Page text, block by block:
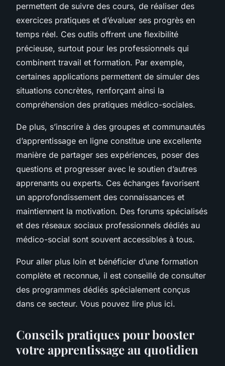
permettent de suivre des cours, de réaliser des
exercices pratiques et d’évaluer ses progrès en
temps réel. Ces outils offrent une flexibilité
précieuse, surtout pour les professionnels qui
combinent travail et formation. Par exemple,
certaines applications permettent de simuler des
situations concrètes, renforçant ainsi la
compréhension des pratiques médico-sociales.
De plus, s’inscrire à des groupes et communautés
d’apprentissage en ligne constitue une excellente
manière de partager ses expériences, poser des
questions et progresser avec le soutien d’autres
apprenants ou experts. Ces échanges favorisent
un approfondissement des connaissances et
maintiennent la motivation. Des forums spécialisés
et des réseaux sociaux professionnels dédiés au
médico-social sont souvent accessibles à tous.
Pour aller plus loin et bénéficier d’une formation
complète et reconnue, il est conseillé de consulter
des programmes dédiés spécialement conçus
dans ce secteur. Vous pouvez lire plus ici.
Conseils pratiques pour booster
votre apprentissage au quotidien